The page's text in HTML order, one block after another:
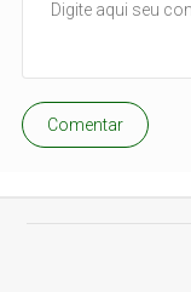
Comentar